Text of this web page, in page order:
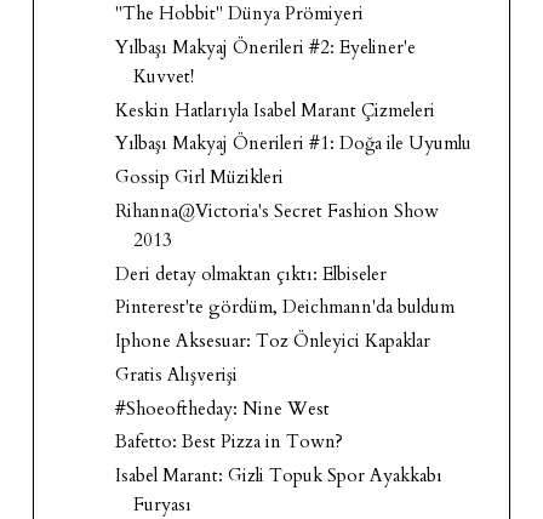
"The Hobbit" Dünya Prömiyeri
Yılbaşı Makyaj Önerileri #2: Eyeliner'e
Kuvvet!
Keskin Hatlarıyla Isabel Marant Çizmeleri
Yılbaşı Makyaj Önerileri #1: Doğa ile Uyumlu
Gossip Girl Müzikleri
Rihanna@Victoria's Secret Fashion Show
2013
Deri detay olmaktan çıktı: Elbiseler
Pinterest'te gördüm, Deichmann'da buldum
Iphone Aksesuar: Toz Önleyici Kapaklar
Gratis Alışverişi
#Shoeoftheday: Nine West
Bafetto: Best Pizza in Town?
Isabel Marant: Gizli Topuk Spor Ayakkabı
Furyası